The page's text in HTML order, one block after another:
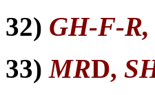
32) GH-F-
33)MRD,